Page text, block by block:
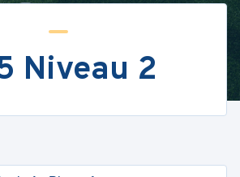
Niveau 2